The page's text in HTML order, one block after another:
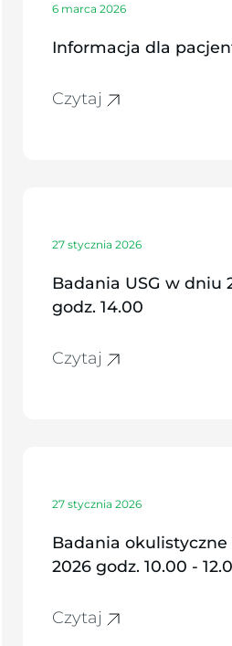
6 marca 2026
Informacja dla
Czytaj
27 stycznia 2026
Badania USG w dniu
godz. 14.00
Czytaj
27 stycznia 2026
Badania
2026 godz. 10.00 -
Czytaj